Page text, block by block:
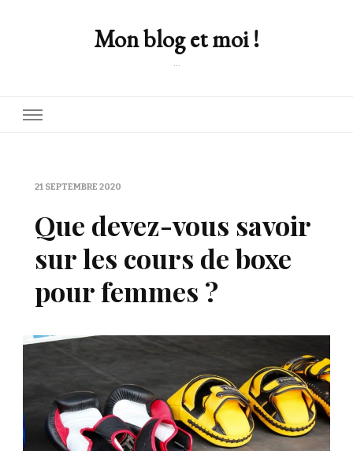
Mon blog et moi !
…
21 SEPTEMBRE 2020
Que devez-vous savoir
sur les cours de boxe
pour femmes ?